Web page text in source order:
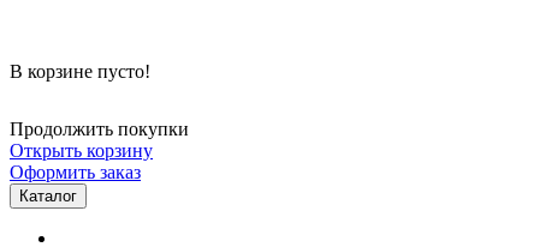
В корзине пусто!
Продолжить покупки
Открыть корзину
Оформить заказ
Каталог